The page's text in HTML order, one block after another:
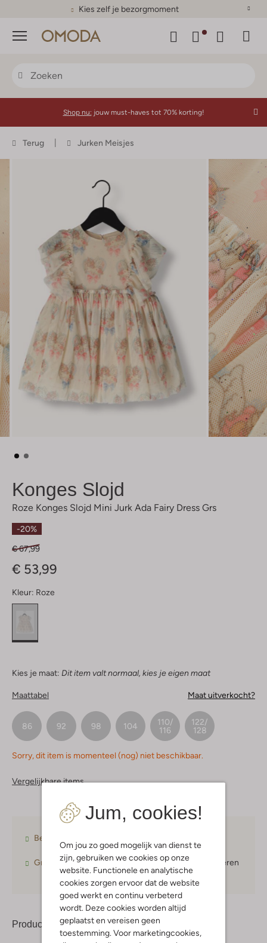
Kies zelf je bezorgmoment
Menu
Jum, cookies!
Om jou zo goed mogelijk van dienst te
zijn, gebruiken we cookies op onze
website. Functionele en analytische
cookies zorgen ervoor dat de website
goed werkt en continu verbeterd
wordt. Deze cookies worden altijd
geplaatst en vereisen geen
toestemming. Voor marketingcookies,
Shop nu: jouw must-haves tot 70% korting!
Terug Jurken Meisjes
Konges Slojd
Roze Konges Slojd Mini Jurk Ada Fairy Dress Grs
-20%
€ 67,99
€ 53,99
Kleur: Roze
Kies je maat: Dit item valt normaal, kies je eigen maat
Maattabel Maat uitverkocht?
86 92 98 104
110/
116
122/
128
Sorry, dit item is momenteel (nog) niet beschikbaar.
Vergelijkbare items
Betaal achteraf
Gratis verzendingvanaf € 75,- 30 dagen retourneren
Product informatie